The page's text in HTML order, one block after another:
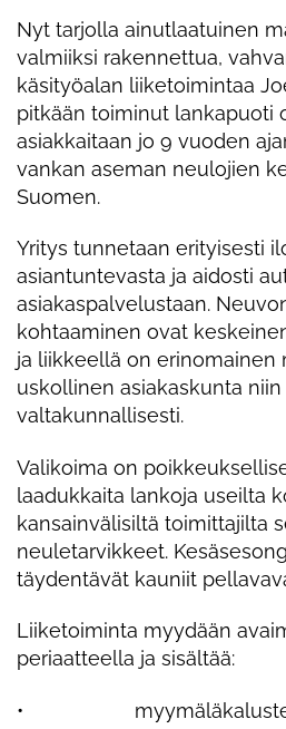
Nyt tarjolla ainutlaatuinen
valmiiksi rakennettua,
käsityöalan liiketoimintaa
pitkään toiminut lankapuoti
asiakkaitaan jo 9 vuoden
vankan aseman neulojien
Suomen.
Yritys tunnetaan erityisesti
asiantuntevasta ja aidosti
asiakaspalvelustaan.
kohtaaminen ovat
ja liikkeellä on erinomainen
uskollinen asiakaskunta
valtakunnallisesti.
Valikoima on
laadukkaita lankoja useilta
kansainvälisiltä toimittajilta
neuletarvikkeet.
täydentävät kauniit
Liiketoiminta myydään
periaatteella ja sisältää:
• myymäläkalusteet